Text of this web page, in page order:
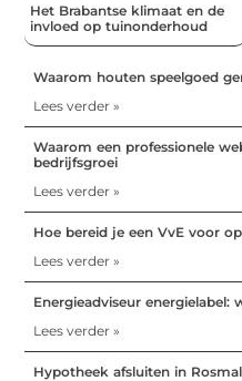
Het Brabantse klimaat en de
invloed op tuinonderhoud
Waarom houten speelgoed
Lees verder »
Waarom een professionele
bedrijfsgroei
Lees verder »
Hoe bereid je een VvE voor
Lees verder »
Energieadviseur energielabel:
Lees verder »
Hypotheek afsluiten in